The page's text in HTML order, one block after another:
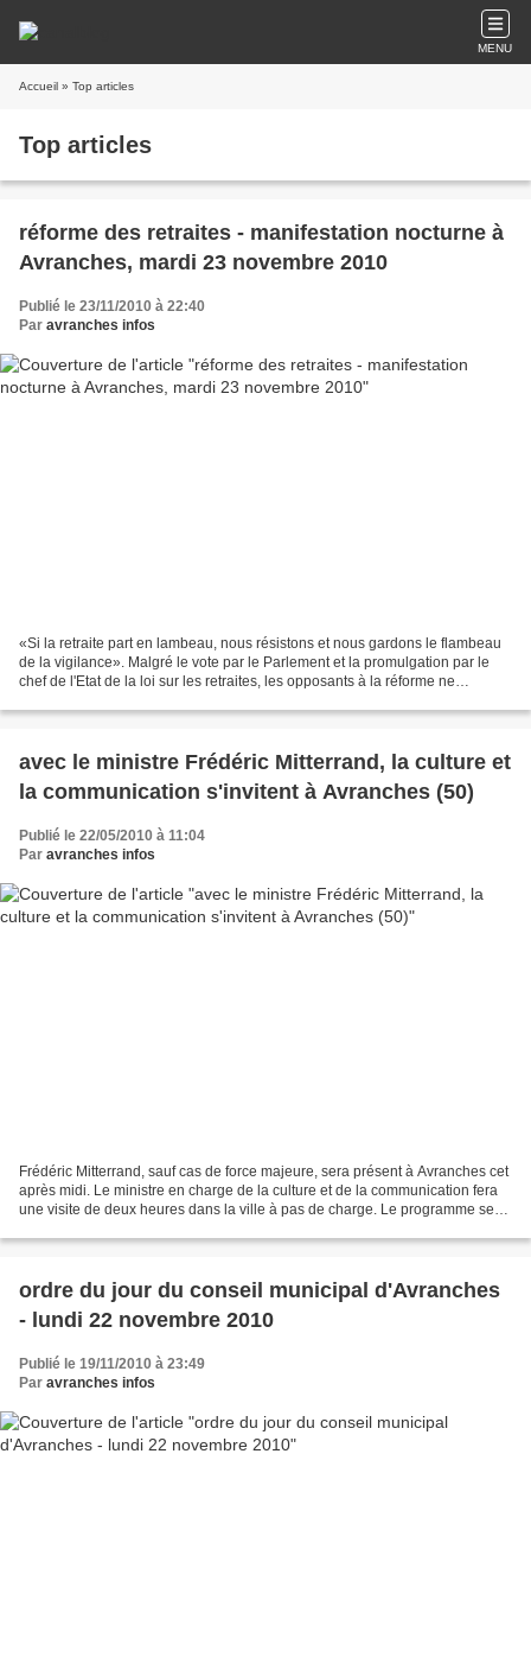
MENU
Accueil » Top articles
Top articles
réforme des retraites - manifestation nocturne à
Avranches, mardi 23 novembre 2010
Publié le 23/11/2010 à 22:40
Par avranches infos
«Si la retraite part en lambeau, nous résistons et nous gardons le flambeau
de la vigilance». Malgré le vote par le Parlement et la promulgation par le
chef de l'Etat de la loi sur les retraites, les opposants à la réforme ne
avec le ministre Frédéric Mitterrand, la culture et
la communication s'invitent à Avranches (50)
Publié le 22/05/2010 à 11:04
Par avranches infos
Frédéric Mitterrand, sauf cas de force majeure, sera présent à Avranches cet
après midi. Le ministre en charge de la culture et de la communication fera
une visite de deux heures dans la ville à pas de charge. Le programme sera
ordre du jour du conseil municipal d'Avranches
- lundi 22 novembre 2010
Publié le 19/11/2010 à 23:49
Par avranches infos